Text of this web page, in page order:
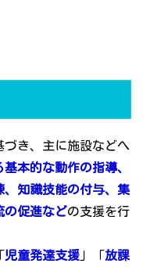
き、主に施設などへ
本的な動作の指導、
知識技能の付与、集
の促進などの支援を行
児童発達支援 」「放課